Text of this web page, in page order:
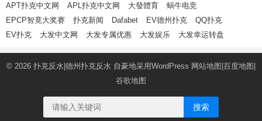
APT扑克中文网
APL扑克中文网 大發體育
蜗牛电竞
EPCP智竟大奖赛
扑克新闻 Dafabet EV德州扑克
QQ扑克
EV扑克
大发中文网 大发专属优惠 大发娱乐 大发幸运转盘
© 2026 扑克反水|德州扑克反水 自豪地采用WordPress 网站地图 百度地图
谷歌地图
搜索